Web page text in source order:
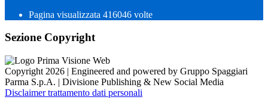
Pagina visualizzata 416046 volte
Sezione Copyright
Copyright 2026 | Engineered and powered by Gruppo Spaggiari
Parma S.p.A. | Divisione Publishing & New Social Media
Disclaimer trattamento dati personali